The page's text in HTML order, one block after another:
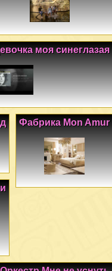
моя синеглазая
Фабрика Mon Amur